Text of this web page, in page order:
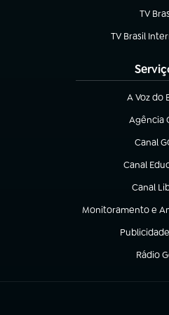
TV
(abre
TV Brasil
(abre em
A Voz do
(abre em
Agência
(abre em
Canal
(abre
Canal
(abre em
Canal
(abre em
Monitoramento e
(abre em nova aba)
(abre em
Rádio
(abre